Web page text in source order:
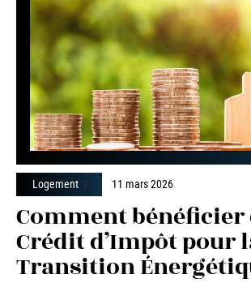
Logement 11 mars 2026
Comment bénéficier
Crédit d’Impôt pour
Transition